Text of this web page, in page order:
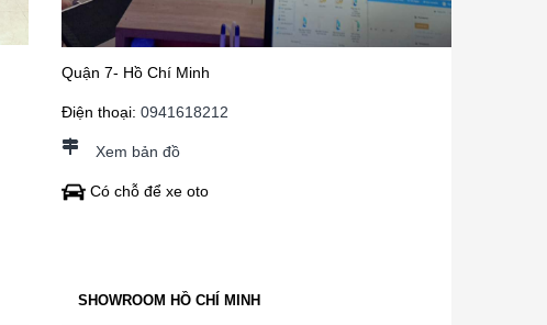
Quận 7- Hồ Chí Minh
Điện thoại: 0941618212
Xem bản đồ
Có chỗ để xe oto
SHOWROOM HỒ CHÍ MINH